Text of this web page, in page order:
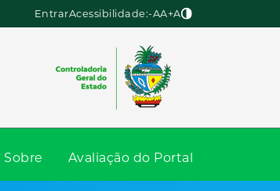
EntrarAcessibilidade:-AA+A
Sobre Avaliação do Portal